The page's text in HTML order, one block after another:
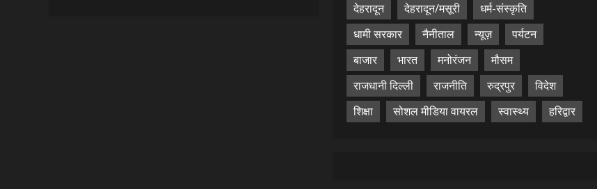
देहरादून
देहरादून/मसूरी
धर्म-संस्कृति
धामी सरकार
नैनीताल न्यूज़
पर्यटन
बाजार
भारत मनोरंजन
मौसम
राजधानी दिल्ली
राजनीति रुद्रपुर
विदेश
शिक्षा
सोशल मीडिया वायरल स्वास्थ्य हरिद्वार